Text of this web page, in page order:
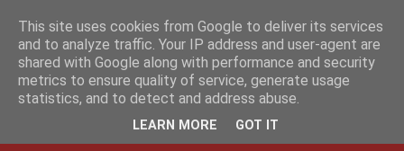
This site uses cookies from Google to deliver its services
and to analyze traffic. Your IP address and user-agent are
shared with Google along with performance and security
metrics to ensure quality of service, generate usage
statistics, and to detect and address abuse.
LEARN MORE GOT IT